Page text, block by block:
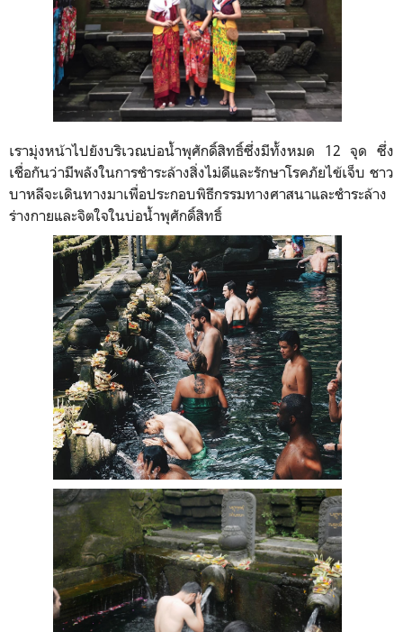
เรามุ่งหน้าไปยังบริเวณบ่อน้ำพุศักดิ์สิทธิ์ซึ่งมีทั้งหมด 12 จุด ซึ่ง
เชื่อกันว่ามีพลังในการชำระล้างสิ่งไม่ดีและรักษาโรคภัยไข้เจ็บ ชาว
บาหลีจะเดินทางมาเพื่อประกอบพิธีกรรมทางศาสนาและชำระล้าง
ร่างกายและจิตใจในบ่อน้ำพุศักดิ์สิทธิ์